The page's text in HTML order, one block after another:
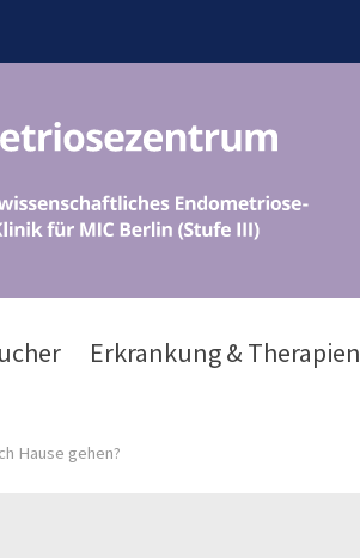
Erkrankung & Therapien
Hause gehen?